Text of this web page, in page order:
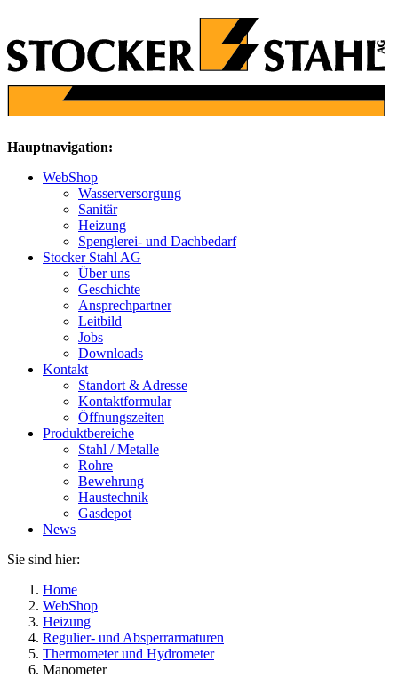
Hauptnavigation:
WebShop
Wasserversorgung
Sanitär
Heizung
Spenglerei- und Dachbedarf
Stocker Stahl AG
Über uns
Geschichte
Ansprechpartner
Leitbild
Jobs
Downloads
Kontakt
Standort & Adresse
Kontaktformular
Öffnungszeiten
Produktbereiche
Stahl / Metalle
Rohre
Bewehrung
Haustechnik
Gasdepot
News
Sie sind hier:
Home
WebShop
Heizung
Regulier- und Absperrarmaturen
Thermometer und Hydrometer
Manometer